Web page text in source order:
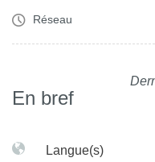
Réseau
En bref
Langue(s)